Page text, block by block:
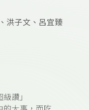
洪子文、呂宜臻
讚」